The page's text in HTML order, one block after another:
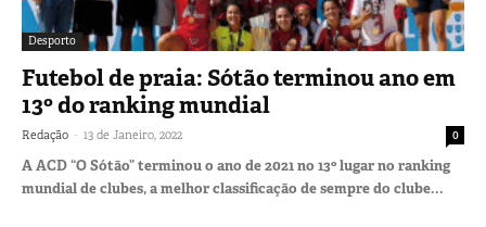
Desporto
Futebol de praia: Sótão terminou ano em
13º do ranking mundial
Redação - 13 de Janeiro, 2022 0
A ACD “O Sótão” terminou o ano de 2021 no 13º lugar no ranking
mundial de clubes, a melhor classificação de sempre do clube...